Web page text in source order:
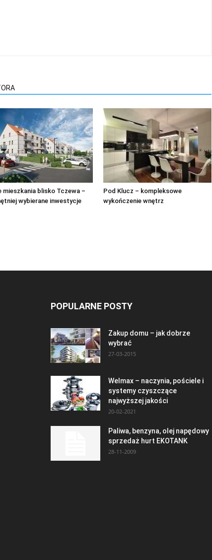
mieszkania blisko Tczewa –
wybierane inwestycje
Pod Klucz – kompleksowe
wykończenie wnętrz
POPULARNE POSTY
Zakup domu – jak dobrze
wybrać
27-03-2015
Welmax – naczynia, pościele i
systemy czyszczące
najwyższej jakości
20-02-2021
Paliwa, benzyna, olej napędowy
sprzedaż hurt EKOTANK
28-11-2009